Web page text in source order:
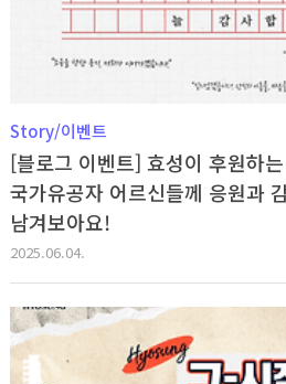
Story/이벤트
[블로그 이벤트] 효성이 후원하
국가유공자 어르신들께 응원과
남겨보아요!
2025.06.04.